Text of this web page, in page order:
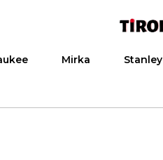
Mirka Stanley